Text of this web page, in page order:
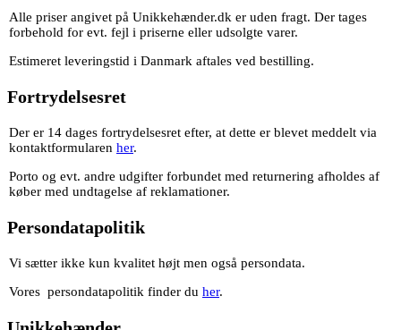
Alle priser angivet på Unikkehænder.dk er uden fragt. Der tages
forbehold for evt. fejl i priserne eller udsolgte varer.
Estimeret leveringstid i Danmark aftales ved bestilling.
Fortrydelsesret
Der er 14 dages fortrydelsesret efter, at dette er blevet meddelt via
kontaktformularen her.
Porto og evt. andre udgifter forbundet med returnering afholdes af
køber med undtagelse af reklamationer.
Persondatapolitik
Vi sætter ikke kun kvalitet højt men også persondata.
Vores persondatapolitik finder du her.